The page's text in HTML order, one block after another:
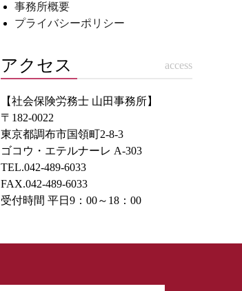
事務所概要
プライバシーポリシー
アクセス access
【社会保険労務士 山田事務所】
〒182-0022
東京都調布市国領町2-8-3
ゴコウ・エテルナーレ A-303
TEL.042-489-6033
FAX.042-489-6033
受付時間 平日9：00～18：00